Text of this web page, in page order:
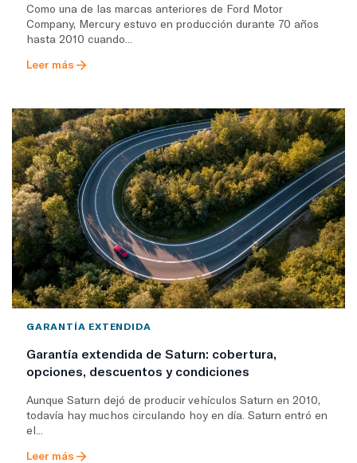
Como una de las marcas anteriores de Ford Motor
Company, Mercury estuvo en producción durante 70 años
hasta 2010 cuando...
Leer más
GARANTÍA EXTENDIDA
Garantía extendida de Saturn: cobertura,
opciones, descuentos y condiciones
Aunque Saturn dejó de producir vehículos Saturn en 2010,
todavía hay muchos circulando hoy en día. Saturn entró en
el...
Leer más